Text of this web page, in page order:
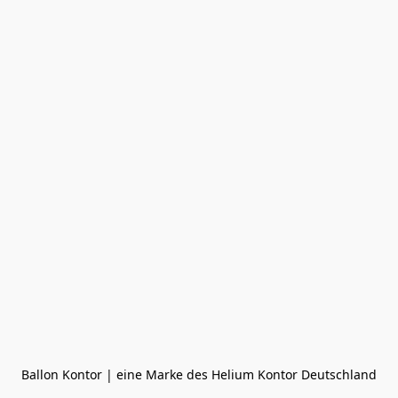
Ballon Kontor | eine Marke des Helium Kontor Deutschland